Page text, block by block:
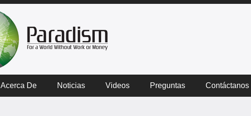
Acerca De Noticias Videos Preguntas Contáctanos